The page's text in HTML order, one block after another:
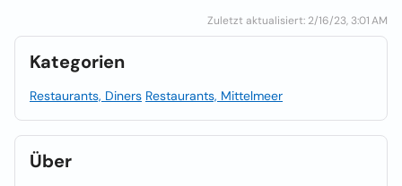
Zuletzt aktualisiert: 2/16/23, 3:01 AM
Kategorien
Restaurants, Diners Restaurants, Mittelmeer
Über